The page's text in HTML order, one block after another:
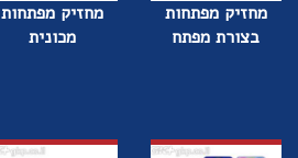
מחזיק מפתחות
בצורת מפתח
מחזיק מפתחות
מכונית